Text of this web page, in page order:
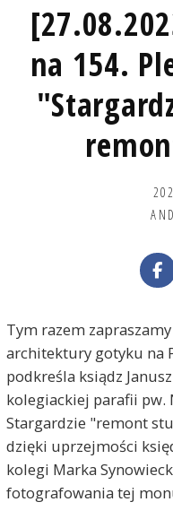
na 154.
Tym razem
architektury gotyku na
podkreśla ksiądz
kolegiackiej parafii pw.
Stargardzie "remont
dzięki uprzejmości
kolegi Marka
fotografowania tej